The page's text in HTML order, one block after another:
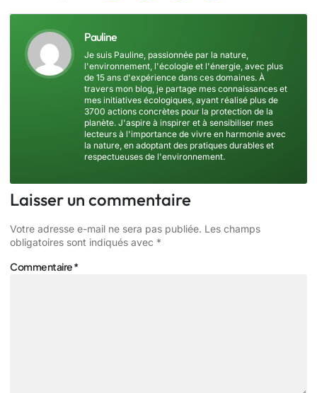
Pauline
Je suis Pauline, passionnée par la nature,
l'environnement, l'écologie et l'énergie, avec plus
de 15 ans d'expérience dans ces domaines. À
travers mon blog, je partage mes connaissances et
mes initiatives écologiques, ayant réalisé plus de
3700 actions concrètes pour la protection de la
planète. J'aspire à inspirer et à sensibiliser mes
lecteurs à l'importance de vivre en harmonie avec
la nature, en adoptant des pratiques durables et
respectueuses de l'environnement.
Laisser un commentaire
Votre adresse e-mail ne sera pas publiée. Les champs
obligatoires sont indiqués avec *
Commentaire*